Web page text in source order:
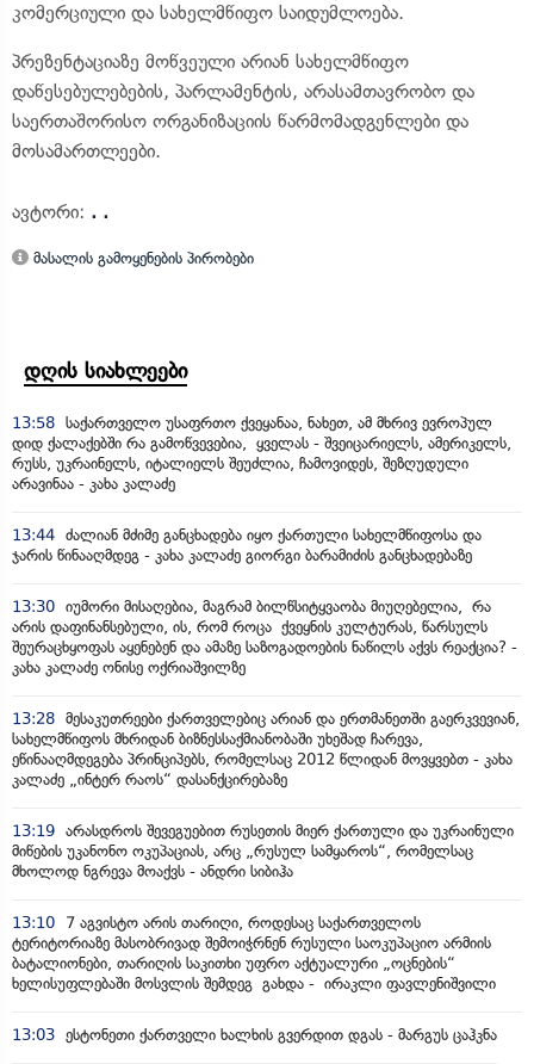
კომერციული და სახელმწიფო საიდუმლოება.
პრეზენტაციაზე მოწვეული არიან სახელმწიფო
დაწესებულებების, პარლამენტის, არასამთავრობო და
საერთაშორისო ორგანიზაციის წარმომადგენლები და
მოსამართლეები.
ავტორი: . .
მასალის გამოყენების პირობები
დღის სიახლეები
13:58 საქართველო უსაფრთო ქვეყანაა, ნახეთ, ამ მხრივ ევროპულ
დიდ ქალაქებში რა გამოწვევებია, ყველას - შვეიცარიელს, ამერიკელს,
რუსს, უკრაინელს, იტალიელს შეუძლია, ჩამოვიდეს, შეზღუდული
არავინაა - კახა კალაძე
13:44 ძალიან მძიმე განცხადება იყო ქართული სახელმწიფოსა და
ჯარის წინააღმდეგ - კახა კალაძე გიორგი ბარამიძის განცხადებაზე
13:30 იუმორი მისაღებია, მაგრამ ბილწსიტყვაობა მიუღებელია, რა
არის დაფინანსებული, ის, რომ როცა ქვეყნის კულტურას, წარსულს
შეურაცხყოფას აყენებენ და ამაზე საზოგადოების ნაწილს აქვს რეაქცია? -
კახა კალაძე ონისე ოქრიაშვილზე
13:28 მესაკუთრეები ქართველებიც არიან და ერთმანეთში გაერკვევიან,
სახელმწიფოს მხრიდან ბიზნესსაქმიანობაში უხეშად ჩარევა,
ეწინააღმდეგება პრინციპებს, რომელსაც 2012 წლიდან მოვყვებთ - კახა
კალაძე „ინტერ რაოს“ დასანქცირებაზე
13:19 არასდროს შევეგუებით რუსეთის მიერ ქართული და უკრაინული
მიწების უკანონო ოკუპაციას, არც „რუსულ სამყაროს“, რომელსაც
მხოლოდ ნგრევა მოაქვს - ანდრი სიბიჰა
13:10
7 აგვისტო არის თარიღი, როდესაც საქართველოს
ტერიტორიაზე მასობრივად შემოიჭრნენ რუსული საოკუპაციო არმიის
ბატალიონები, თარიღის საკითხი უფრო აქტუალური „ოცნების“
ხელისუფლებაში მოსვლის შემდეგ გახდა - ირაკლი ფავლენიშვილი
13:03 ესტონეთი ქართველი ხალხის გვერდით დგას - მარგუს ცაჰკნა